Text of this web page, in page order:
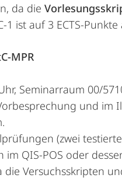
da die
ist auf 3 ECTS-Punkte
MPR
Seminarraum 00/
und im
(zwei
QIS-POS oder
Versuchsskripten